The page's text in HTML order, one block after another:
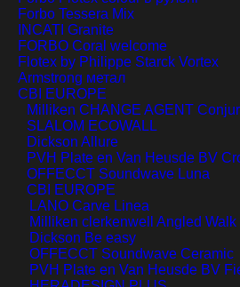
Forbo Tessera Mix
INCATI Granite
FORBO Coral welcome
Flotex by Philippe Starck Vortex
Armstrong метал
CBI EUROPE
Milliken CHANGE AGENT
SLALOM ECOWALL
Dickson Allure
PVH Plate en Van Heusde BV
OFFECCT Soundwave Luna
CBI EUROPE
LANO Carve Linea
Milliken clerkenwell Angled Walk
Dickson Be easy
OFFECCT Soundwave Ceramic
PVH Plate en Van Heusde BV